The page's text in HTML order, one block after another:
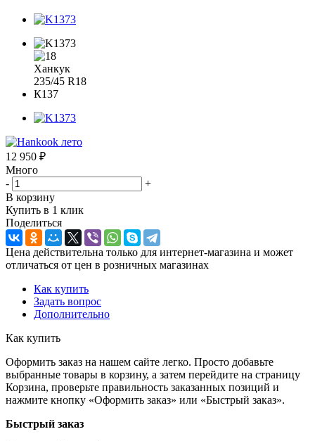
12 950 ₽
Много
-
+
В корзину
Купить в 1 клик
Поделиться
Цена действительна только для интернет-магазина и может
отличаться от цен в розничных магазинах
Как купить
Задать вопрос
Дополнительно
Как купить
Оформить заказ на нашем сайте легко. Просто добавьте
выбранные товары в корзину, а затем перейдите на страницу
Корзина, проверьте правильность заказанных позиций и
нажмите кнопку «Оформить заказ» или «Быстрый заказ».
Быстрый заказ